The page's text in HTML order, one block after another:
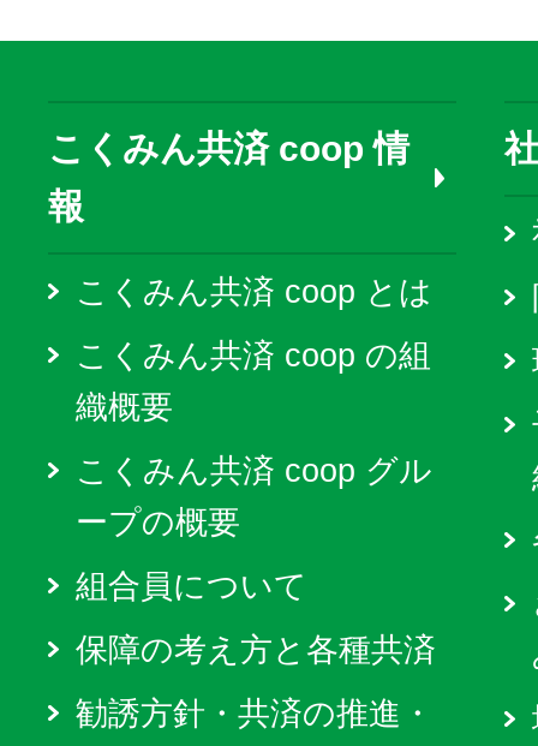
こくみん共済 coop 情
報
こくみん共済 coop とは
こくみん共済 coop の組
織概要
こくみん共済 coop グル
ープの概要
組合員について
保障の考え方と各種共済
勧誘方針・共済の推進・